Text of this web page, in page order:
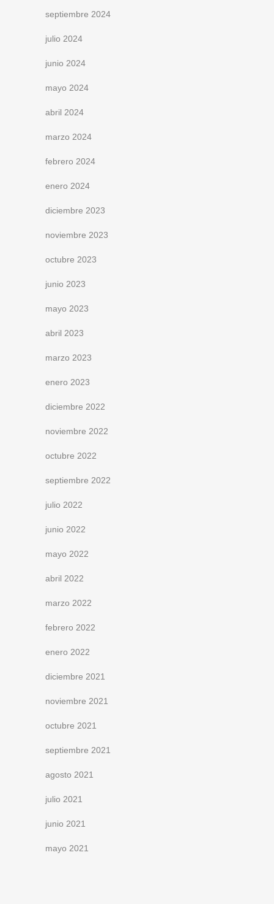
septiembre 2024
julio 2024
junio 2024
mayo 2024
abril 2024
marzo 2024
febrero 2024
enero 2024
diciembre 2023
noviembre 2023
octubre 2023
junio 2023
mayo 2023
abril 2023
marzo 2023
enero 2023
diciembre 2022
noviembre 2022
octubre 2022
septiembre 2022
julio 2022
junio 2022
mayo 2022
abril 2022
marzo 2022
febrero 2022
enero 2022
diciembre 2021
noviembre 2021
octubre 2021
septiembre 2021
agosto 2021
julio 2021
junio 2021
mayo 2021